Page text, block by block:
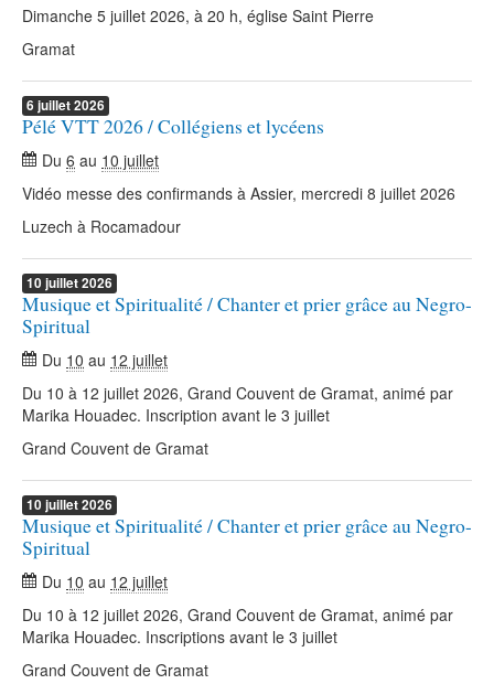
Dimanche 5 juillet 2026, à 20 h, église Saint Pierre
Gramat
6 juillet2026
Pélé VTT 2026 / Collégiens et lycéens
Du 6 au 10 juillet
Vidéo messe des confirmands à Assier, mercredi 8 juillet 2026
Luzech à Rocamadour
10 juillet2026
Musique et Spiritualité / Chanter et prier grâce au Negro-
Spiritual
Du 10 au 12 juillet
Du 10 à 12 juillet 2026, Grand Couvent de Gramat, animé par
Marika Houadec. Inscription avant le 3 juillet
Grand Couvent de Gramat
10 juillet2026
Musique et Spiritualité / Chanter et prier grâce au Negro-
Spiritual
Du 10 au 12 juillet
Du 10 à 12 juillet 2026, Grand Couvent de Gramat, animé par
Marika Houadec. Inscriptions avant le 3 juillet
Grand Couvent de Gramat